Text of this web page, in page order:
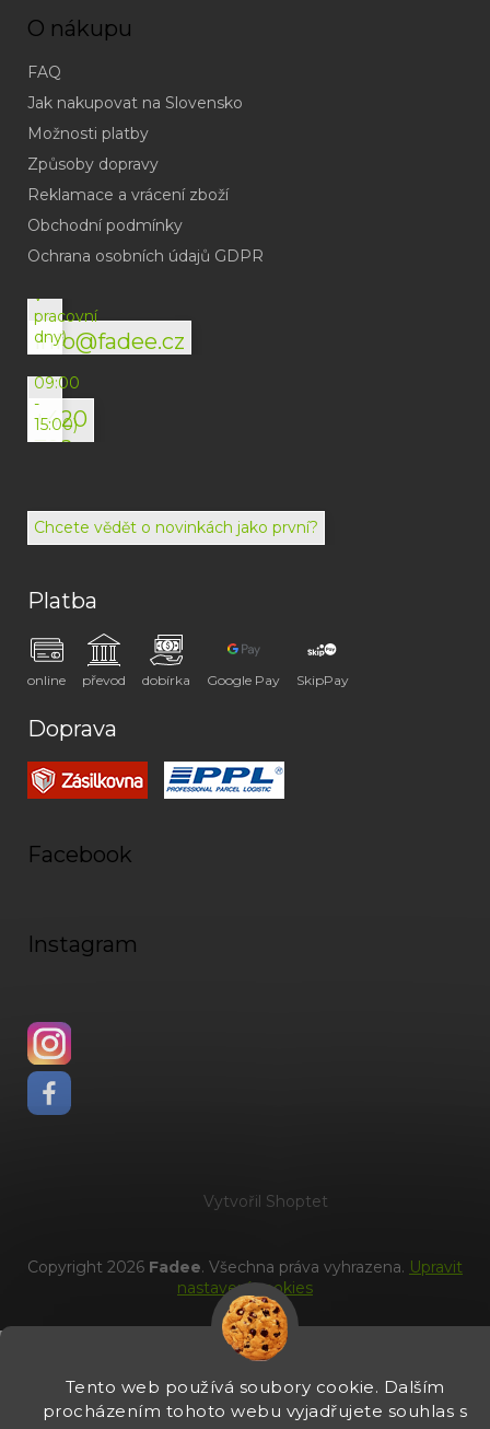
Tento web používá soubory cookie. Dalším
procházením tohoto webu vyjadřujete souhlas s
O nákupu
FAQ
Jak nakupovat na Slovensko
Možnosti platby
Způsoby dopravy
Reklamace a vrácení zboží
Obchodní podmínky
Ochrana osobních údajů GDPR
info@fadee.cz
(odpověď
do
v
pracovní
dny)
+420
792
072
(Po-
09:00
-
15:00)
Chcete vědět o novinkách jako první?
Platba
online převod dobírka Google Pay SkipPay
Doprava
Facebook
Instagram
Vytvořil Shoptet
Copyright 2026 Fadee. Všechna práva vyhrazena. Upravit
nastavení cookies